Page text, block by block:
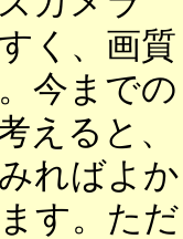
く、画質
今までの
えると、
ればよか
す。ただ